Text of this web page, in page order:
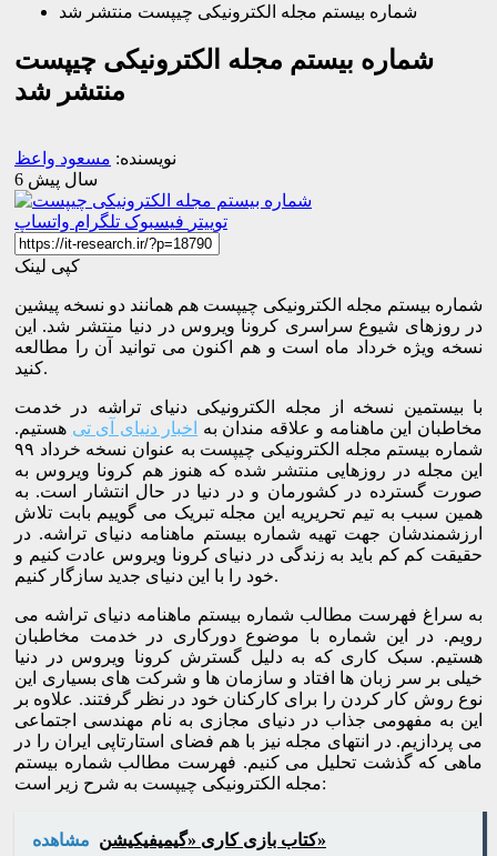
شماره بیستم مجله الکترونیکی چیپست منتشر شد
شماره بیستم مجله الکترونیکی چیپست
منتشر شد
نویسنده: مسعود واعظ
6 سال پیش
توییتر فیسبوک تلگرام واتساپ
کپی لینک
شماره بیستم مجله الکترونیکی چیپست هم همانند دو نسخه پیشین
در روزهای شیوع سراسری کرونا ویروس در دنیا منتشر شد. این
نسخه ویژه خرداد ماه است و هم اکنون می توانید آن را مطالعه
کنید.
با بیستمین نسخه از مجله الکترونیکی دنیای تراشه در خدمت
مخاطبان این ماهنامه و علاقه مندان به
اخبار دنیای آی تی هستیم.
شماره بیستم مجله الکترونیکی چیپست به عنوان نسخه خرداد ۹۹
این مجله در روزهایی منتشر شده که هنوز هم کرونا ویروس به
صورت گسترده در کشورمان و در دنیا در حال انتشار است. به
همین سبب به تیم تحریریه این مجله تبریک می گوییم بابت تلاش
ارزشمندشان جهت تهیه شماره بیستم ماهنامه دنیای تراشه. در
حقیقت کم کم باید به زندگی در دنیای کرونا ویروس عادت کنیم و
خود را با این دنیای جدید سازگار کنیم.
به سراغ فهرست مطالب شماره بیستم ماهنامه دنیای تراشه می
رویم. در این شماره با موضوع دورکاری در خدمت مخاطبان
هستیم. سبک کاری که به دلیل گسترش کرونا ویروس در دنیا
خیلی بر سر زبان ها افتاد و سازمان ها و شرکت های بسیاری این
نوع روش کار کردن را برای کارکنان خود در نظر گرفتند. علاوه بر
این به مفهومی جذاب در دنیای مجازی به نام مهندسی اجتماعی
می پردازیم. در انتهای مجله نیز با هم فضای استارتاپی ایران را در
ماهی که گذشت تحلیل می کنیم. فهرست مطالب شماره بیستم
مجله الکترونیکی چیپست به شرح زیر است:
مشاهده کتاب بازی کاری «گیمیفیکیشن»